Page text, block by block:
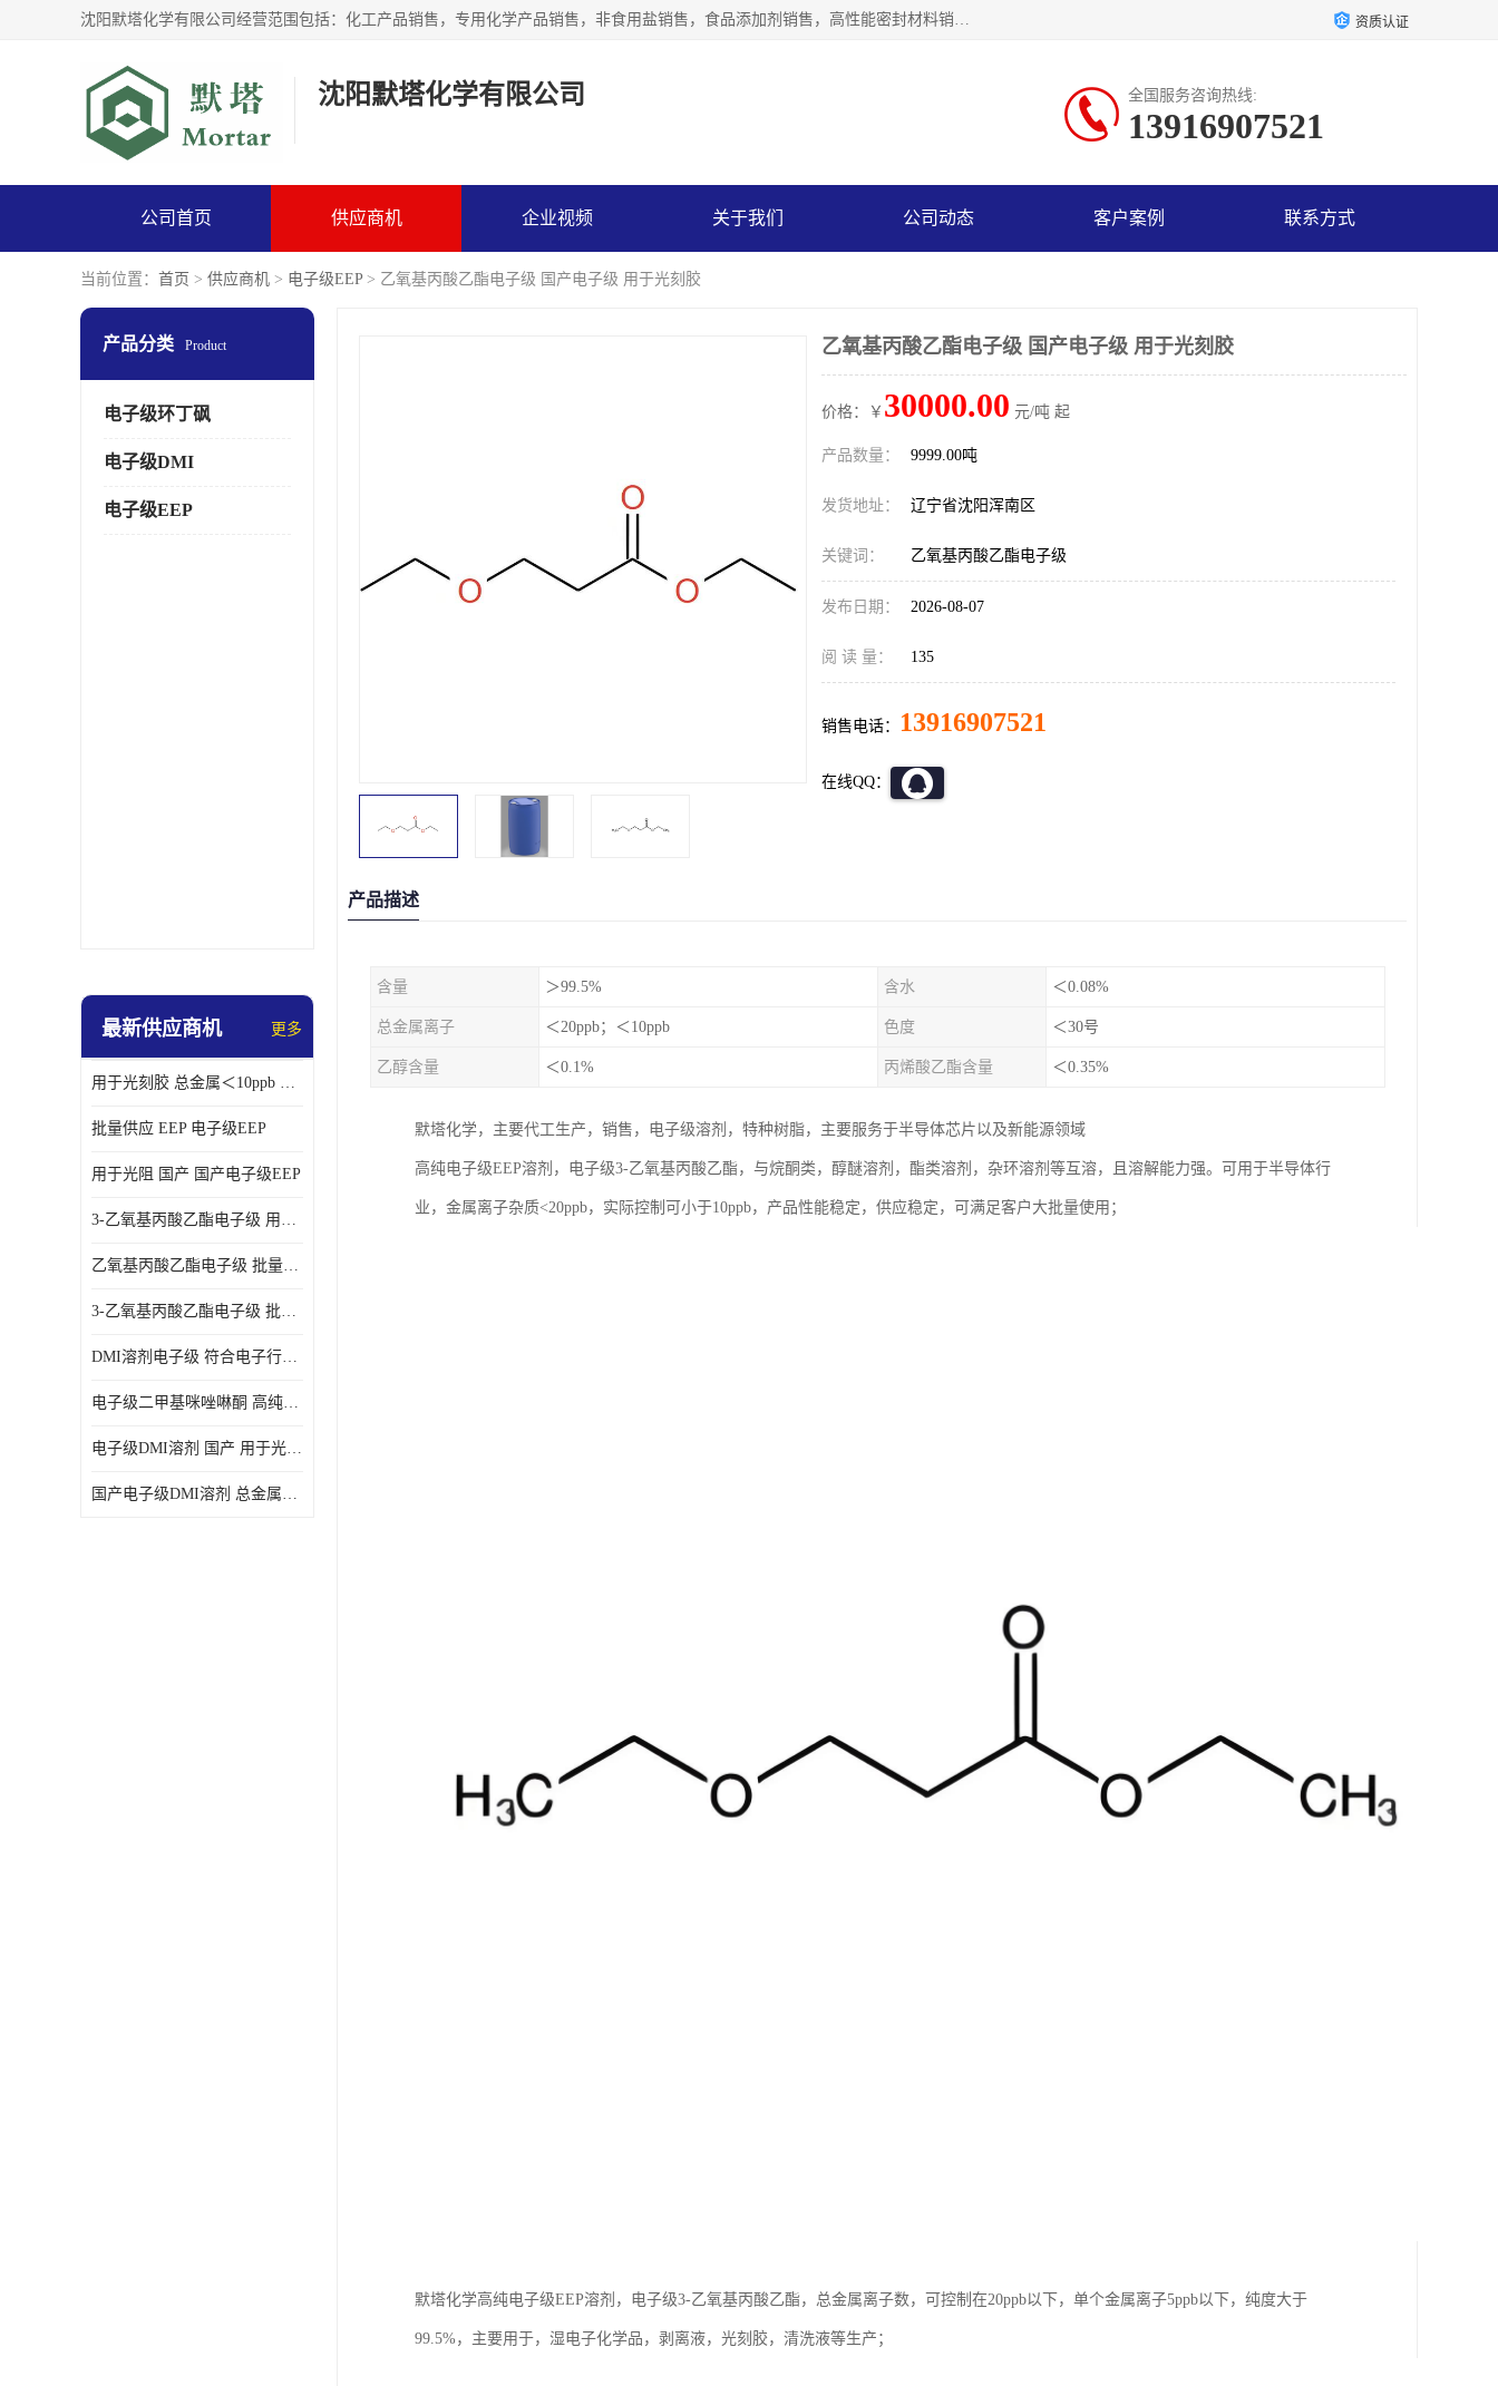
沈阳默塔化学有限公司经营范围包括：化工产品销售，专用化学产品销售，非食用盐销售，食品添加剂销售，高性能密封材料销售，涂料销售，合成材料销售，工程塑料及合成树脂销售等；主要产品有高纯电子级环丁砜，总金属离子可控制在ppb级别、纯度高、颜色浅、耐高温分解时间长，特别适合于半导体制造，硅片晶圆制造，清洗湿电子化学品，锂电池电解液，电子油墨，特种材料等高端行业；也适用于医药合成。 资质认证
沈阳默塔化学有限公司 全国服务咨询热线:
13916907521
公司首页 供应商机 企业视频 关于我们 公司动态 客户案例 联系方式
当前位置： 首页 > 供应商机 > 电子级EEP > 乙氧基丙酸乙酯电子级 国产电子级 用于光刻胶
产品分类 Product
电子级环丁砜
电子级DMI
电子级EEP
最新供应商机 更多
用于光刻胶 总金属＜10ppb 电子级EEP溶剂
批量供应 EEP 电子级EEP
用于光阻 国产 国产电子级EEP
3-乙氧基丙酸乙酯电子级 用于剥离液 国产
乙氧基丙酸乙酯电子级 批量供应 电子级
3-乙氧基丙酸乙酯电子级 批量供应
DMI溶剂电子级 符合电子行业要求
电子级二甲基咪唑啉酮 高纯度 用于光阻
电子级DMI溶剂 国产 用于光刻胶
国产电子级DMI溶剂 总金属小于20ppb 用于半导体清洗
乙氧基丙酸乙酯电子级 国产电子级 用于光刻胶
价格：￥ 30000.00 元/吨 起
产品数量： 9999.00吨
发货地址： 辽宁省沈阳浑南区
关键词： 乙氧基丙酸乙酯电子级
发布日期： 2026-08-07
阅 读 量： 135
销售电话： 13916907521
在线QQ：
产品描述
含量 ＞99.5% 含水 ＜0.08%
总金属离子 ＜20ppb；＜10ppb 色度 ＜30号
乙醇含量 ＜0.1% 丙烯酸乙酯含量 ＜0.35%
默塔化学，主要代工生产，销售，电子级溶剂，特种树脂，主要服务于半导体芯片以及新能源领域
高纯电子级EEP溶剂，电子级3-乙氧基丙酸乙酯，与烷酮类，醇醚溶剂，酯类溶剂，杂环溶剂等互溶，且溶解能力强。可用于半导体行
业，金属离子杂质<20ppb，实际控制可小于10ppb，产品性能稳定，供应稳定，可满足客户大批量使用；
默塔化学高纯电子级EEP溶剂，电子级3-乙氧基丙酸乙酯，总金属离子数，可控制在20ppb以下，单个金属离子5ppb以下，纯度大于
99.5%，主要用于，湿电子化学品，剥离液，光刻胶，清洗液等生产；